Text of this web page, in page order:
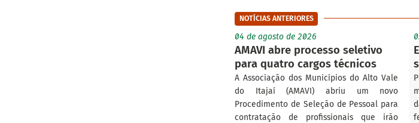
NOTÍCIAS ANTERIORES
04 de agosto de 2026
AMAVI abre processo seletivo
para quatro cargos técnicos
A Associação dos Municípios do Alto Vale
do Itajaí (AMAVI) abriu um novo
Procedimento de Seleção de Pessoal para
contratação de profissionais que irão